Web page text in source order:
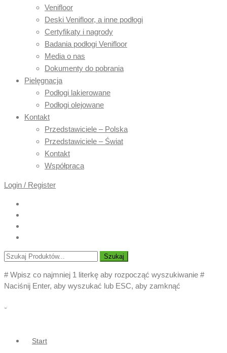
Venifloor
Deski Venifloor, a inne podłogi
Certyfikaty i nagrody
Badania podłogi Venifloor
Media o nas
Dokumenty do pobrania
Pielęgnacja
Podłogi lakierowane
Podłogi olejowane
Kontakt
Przedstawiciele – Polska
Przedstawiciele – Świat
Kontakt
Współpraca
Login / Register
Szukaj
# Wpisz co najmniej 1 literkę aby rozpocząć wyszukiwanie #
Naciśnij Enter, aby wyszukać lub ESC, aby zamknąć
Start